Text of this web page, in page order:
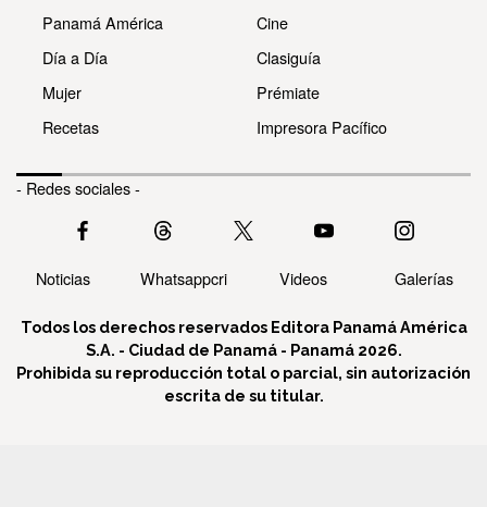
Panamá América
Día a Día
Mujer
Recetas
Cine
Clasiguía
Prémiate
Impresora Pacífico
- Redes sociales -
Noticias Whatsappcri Videos Galerías
Todos los derechos reservados Editora Panamá América
S.A. - Ciudad de Panamá - Panamá 2026.
Prohibida su reproducción total o parcial, sin autorización
escrita de su titular.